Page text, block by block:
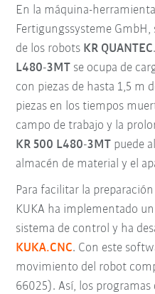
En la máquina-
Fertigungssysteme
de los robots KR QUANTEC
L480-3MT se ocupa de
con piezas de hasta 1,5 m
piezas en los tiempos
campo de trabajo y la
KR 500 L480-3MT puede
almacén de material y el
Para facilitar la
KUKA ha implementado
sistema de control y ha
KUKA.CNC. Con este
movimiento del robot
66025). Así, los